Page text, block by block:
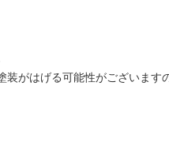
がはげる可能性がございます